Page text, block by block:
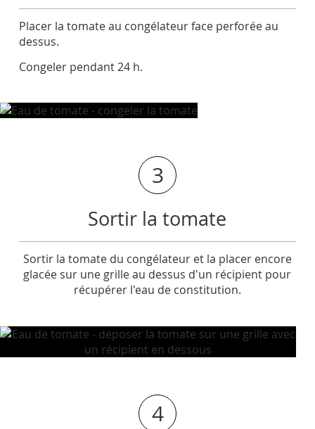
Placer la tomate au congélateur face perforée au
dessus.
Congeler pendant 24 h.
3
Sortir la tomate
Sortir la tomate du congélateur et la placer encore
glacée sur une grille au dessus d'un récipient pour
récupérer l'eau de constitution.
4